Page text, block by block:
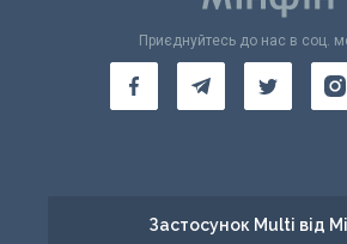
Приєднуйтесь до нас в соц.
Застосунок Multi від